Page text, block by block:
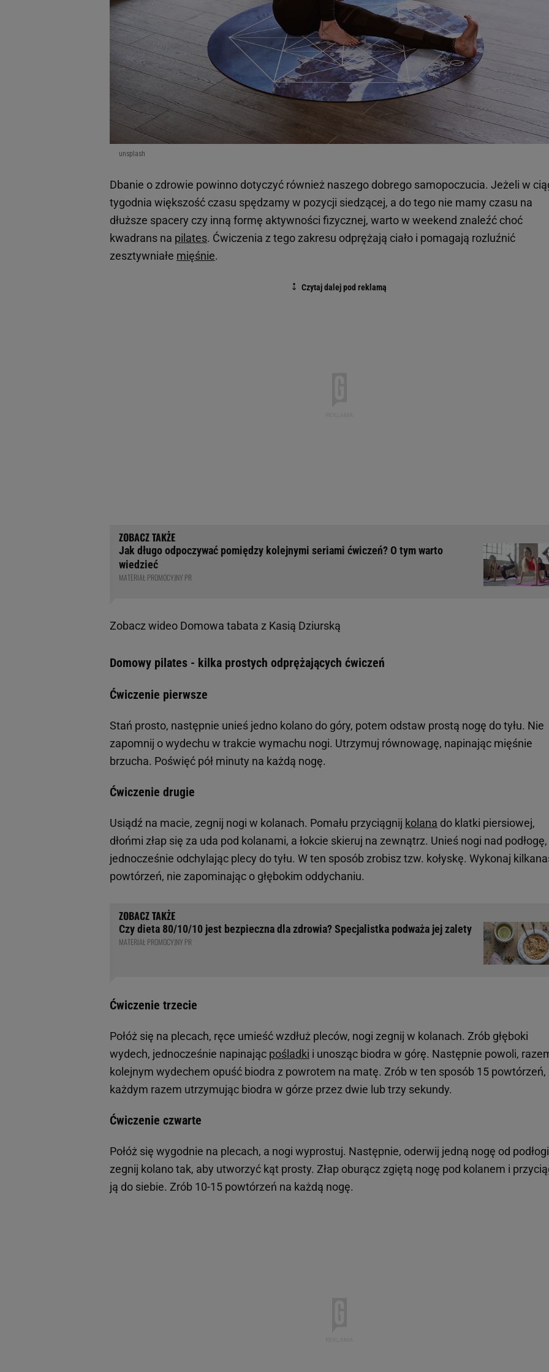
unsplash
Dbanie o zdrowie powinno dotyczyć również naszego dobrego samopoczucia. Jeżeli w
tygodnia większość czasu spędzamy w pozycji siedzącej, a do tego nie mamy czasu na
dłuższe spacery czy inną formę aktywności fizycznej, warto w weekend znaleźć choć
kwadrans na pilates. Ćwiczenia z tego zakresu odprężają ciało i pomagają rozluźnić
zesztywniałe mięśnie.
Jak długo odpoczywać pomiędzy kolejnymi seriami ćwiczeń? O tym warto
wiedzieć
MATERIAŁ PROMOCYJNY PR
Zobacz wideo Domowa tabata z Kasią Dziurską
Domowy pilates - kilka prostych odprężających ćwiczeń
Ćwiczenie pierwsze
Stań prosto, następnie unieś jedno kolano do góry, potem odstaw prostą nogę do tyłu. Nie
zapomnij o wydechu w trakcie wymachu nogi. Utrzymuj równowagę, napinając mięśnie
brzucha. Poświęć pół minuty na każdą nogę.
Ćwiczenie drugie
Usiądź na macie, zegnij nogi w kolanach. Pomału przyciągnij kolana do klatki piersiowej,
dłońmi złap się za uda pod kolanami, a łokcie skieruj na zewnątrz. Unieś nogi nad podłogę,
jednocześnie odchylając plecy do tyłu. W ten sposób zrobisz tzw. kołyskę. Wykonaj
powtórzeń, nie zapominając o głębokim oddychaniu.
Czy dieta 80/10/10 jest bezpieczna dla zdrowia? Specjalistka podważa jej zalety
MATERIAŁ PROMOCYJNY PR
Ćwiczenie trzecie
Połóż się na plecach, ręce umieść wzdłuż pleców, nogi zegnij w kolanach. Zrób głęboki
wydech, jednocześnie napinając pośladki i unosząc biodra w górę. Następnie powoli,
kolejnym wydechem opuść biodra z powrotem na matę. Zrób w ten sposób 15 powtórzeń,
każdym razem utrzymując biodra w górze przez dwie lub trzy sekundy.
Ćwiczenie czwarte
Połóż się wygodnie na plecach, a nogi wyprostuj. Następnie, oderwij jedną nogę od
zegnij kolano tak, aby utworzyć kąt prosty. Złap oburącz zgiętą nogę pod kolanem i
ją do siebie. Zrób 10-15 powtórzeń na każdą nogę.